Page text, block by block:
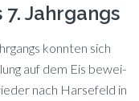
Jahrgangs
konn­ten sich
auf dem Eis be­wei­
nach Har­se­feld in